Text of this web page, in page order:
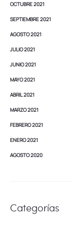
OCTUBRE 2021
SEPTIEMBRE 2021
AGOSTO 2021
JULIO 2021
JUNIO 2021
MAYO 2021
ABRIL 2021
MARZO 2021
FEBRERO 2021
ENERO 2021
AGOSTO 2020
Categorías